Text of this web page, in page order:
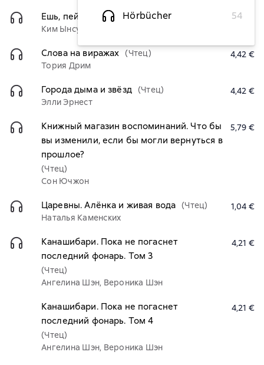
Hörbücher
54
Ешь, пей, спи
(Чтец)
Ким Ынсук
3,79 €
Слова на виражах (Чтец)
Тория Дрим
4,42 €
Города дыма и звёзд (Чтец)
Элли Эрнест
4,42 €
Книжный магазин воспоминаний. Что бы
вы изменили, если бы могли вернуться в
прошлое?
(Чтец)
Сон Ючжон
5,79 €
Царевны. Алёнка и живая вода (Чтец)
Наталья Каменских
1,04 €
Канашибари. Пока не погаснет
последний фонарь. Том 3
(Чтец)
Ангелина Шэн, Вероника Шэн
4,21 €
Канашибари. Пока не погаснет
последний фонарь. Том 4
(Чтец)
Ангелина Шэн, Вероника Шэн
4,21 €